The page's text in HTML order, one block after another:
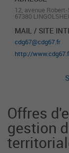
12, avenue
67380
MAIL / SITE
cdg67@cdg67.fr
http://
Offres
gestion